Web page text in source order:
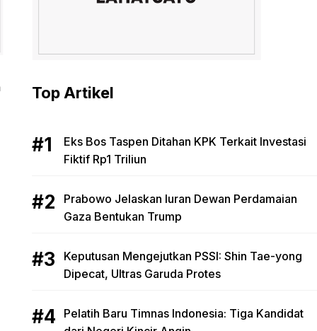
Top Artikel
Eks Bos Taspen Ditahan KPK Terkait Investasi
Fiktif Rp1 Triliun
Prabowo Jelaskan Iuran Dewan Perdamaian
Gaza Bentukan Trump
Keputusan Mengejutkan PSSI: Shin Tae-yong
Dipecat, Ultras Garuda Protes
Pelatih Baru Timnas Indonesia: Tiga Kandidat